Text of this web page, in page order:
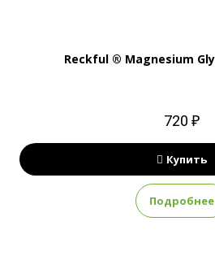
Reckful ® Magnesium
720 ₽
Купить
Подробнее